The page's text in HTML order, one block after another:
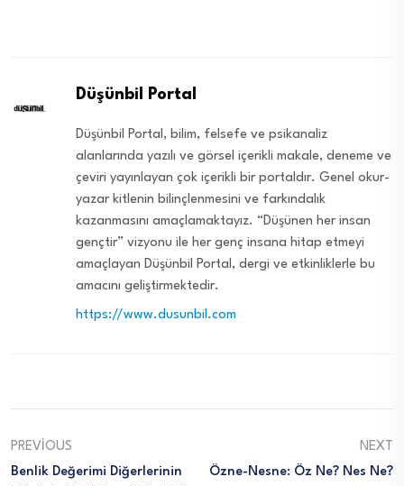
Düşünbil Portal
Düşünbil Portal, bilim, felsefe ve psikanaliz
alanlarında yazılı ve görsel içerikli makale, deneme ve
çeviri yayınlayan çok içerikli bir portaldır. Genel okur-
yazar kitlenin bilinçlenmesini ve farkındalık
kazanmasını amaçlamaktayız. “Düşünen her insan
gençtir” vizyonu ile her genç insana hitap etmeyi
amaçlayan Düşünbil Portal, dergi ve etkinliklerle bu
amacını geliştirmektedir.
https://www.dusunbil.com
PREVIOUS
Benlik Değerimi Diğerlerinin
NEXT
Özne-Nesne: Öz Ne? Nes Ne?